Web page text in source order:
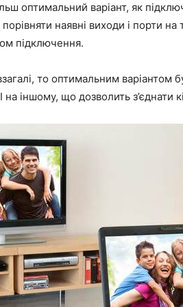
оптимальний варіант, як
наявні виходи і порти на
підключення.
то оптимальним
на іншому, що дозволить з’єднати